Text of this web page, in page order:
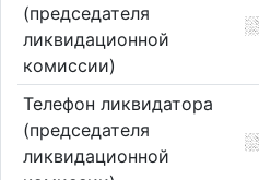
(председателя
ликвидационной
комиссии)
Телефон ликвидатора
(председателя
ликвидационной